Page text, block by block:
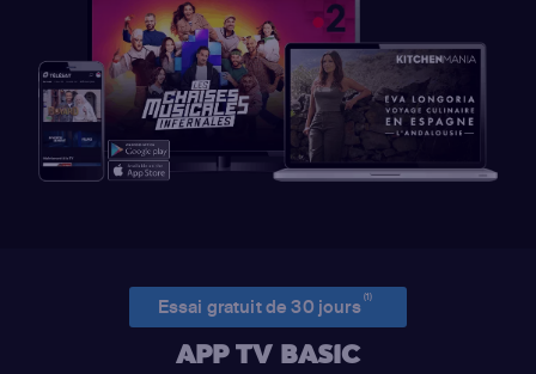
Essai gratuit de 30 jours(1)
APP TV BASIC